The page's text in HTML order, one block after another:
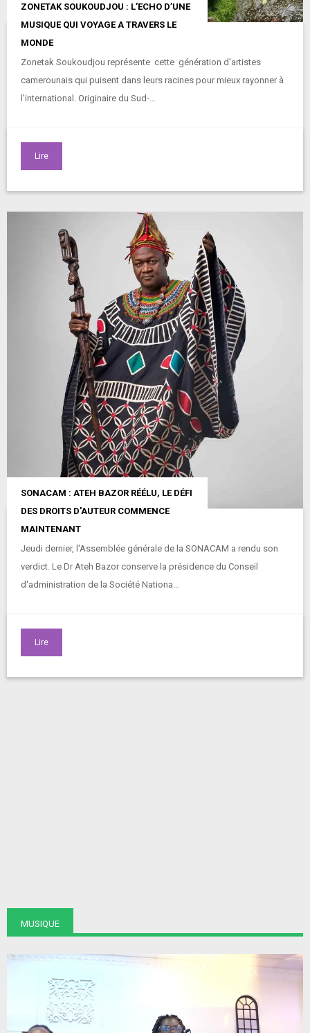
ZONETAK SOUKOUDJOU : L’ECHO D’UNE
MUSIQUE QUI VOYAGE A TRAVERS LE
MONDE
Zonetak Soukoudjou représente cette génération d’artistes
camerounais qui puisent dans leurs racines pour mieux rayonner à
l’international. Originaire du Sud-...
Lire
SONACAM : ATEH BAZOR RÉÉLU, LE DÉFI
DES DROITS D'AUTEUR COMMENCE
MAINTENANT
Jeudi dernier, l'Assemblée générale de la SONACAM a rendu son
verdict. Le Dr Ateh Bazor conserve la présidence du Conseil
d'administration de la Société Nationa...
Lire
MUSIQUE